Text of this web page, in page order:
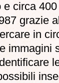
e circa
grazie
in
immagini